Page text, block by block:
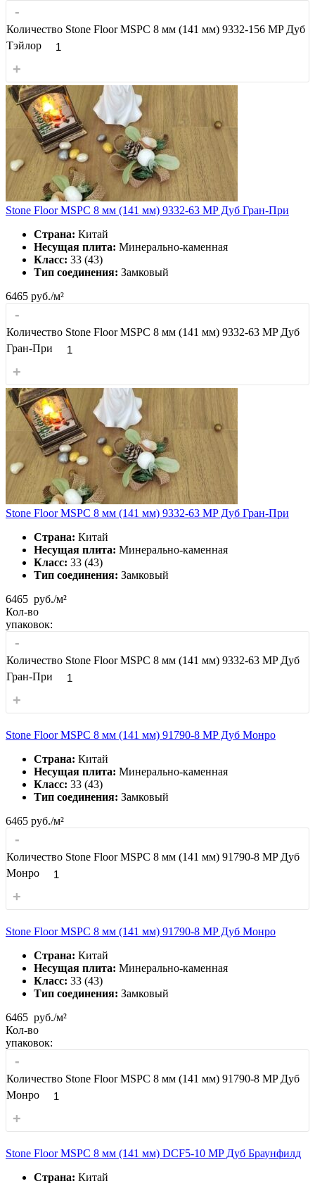
-
Количество Stone Floor MSPC 8 мм (141 мм) 9332-156 MP Дуб
Тэйлор
+
Stone Floor MSPC 8 мм (141 мм) 9332-63 MP Дуб Гран-При
Страна: Китай
Несущая плита: Минерально-каменная
Класс: 33 (43)
Тип соединения: Замковый
6465 руб./м²
-
Количество Stone Floor MSPC 8 мм (141 мм) 9332-63 MP Дуб
Гран-При
+
Stone Floor MSPC 8 мм (141 мм) 9332-63 MP Дуб Гран-При
Страна: Китай
Несущая плита: Минерально-каменная
Класс: 33 (43)
Тип соединения: Замковый
6465 руб./м²
Кол-во
упаковок:
-
Количество Stone Floor MSPC 8 мм (141 мм) 9332-63 MP Дуб
Гран-При
+
Stone Floor MSPC 8 мм (141 мм) 91790-8 MP Дуб Монро
Страна: Китай
Несущая плита: Минерально-каменная
Класс: 33 (43)
Тип соединения: Замковый
6465 руб./м²
-
Количество Stone Floor MSPC 8 мм (141 мм) 91790-8 MP Дуб
Монро
+
Stone Floor MSPC 8 мм (141 мм) 91790-8 MP Дуб Монро
Страна: Китай
Несущая плита: Минерально-каменная
Класс: 33 (43)
Тип соединения: Замковый
6465 руб./м²
Кол-во
упаковок:
-
Количество Stone Floor MSPC 8 мм (141 мм) 91790-8 MP Дуб
Монро
+
Stone Floor MSPC 8 мм (141 мм) DCF5-10 MP Дуб Браунфилд
Страна: Китай